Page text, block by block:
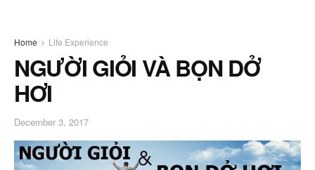
Home Life Experience
NGƯỜI GIỎI VÀ BỌN DỞ
HƠI
December 3, 2017